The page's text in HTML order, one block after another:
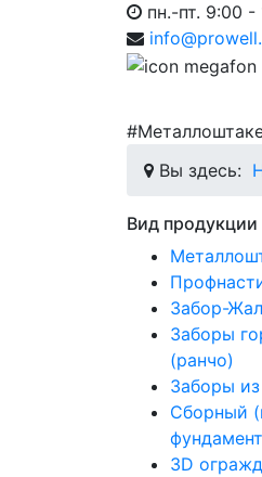
пн.-пт. 9:00 -
Вы здесь:
Вид продукции
Забор-
Заборы
(ранчо)
Заборы
Сборный
3D